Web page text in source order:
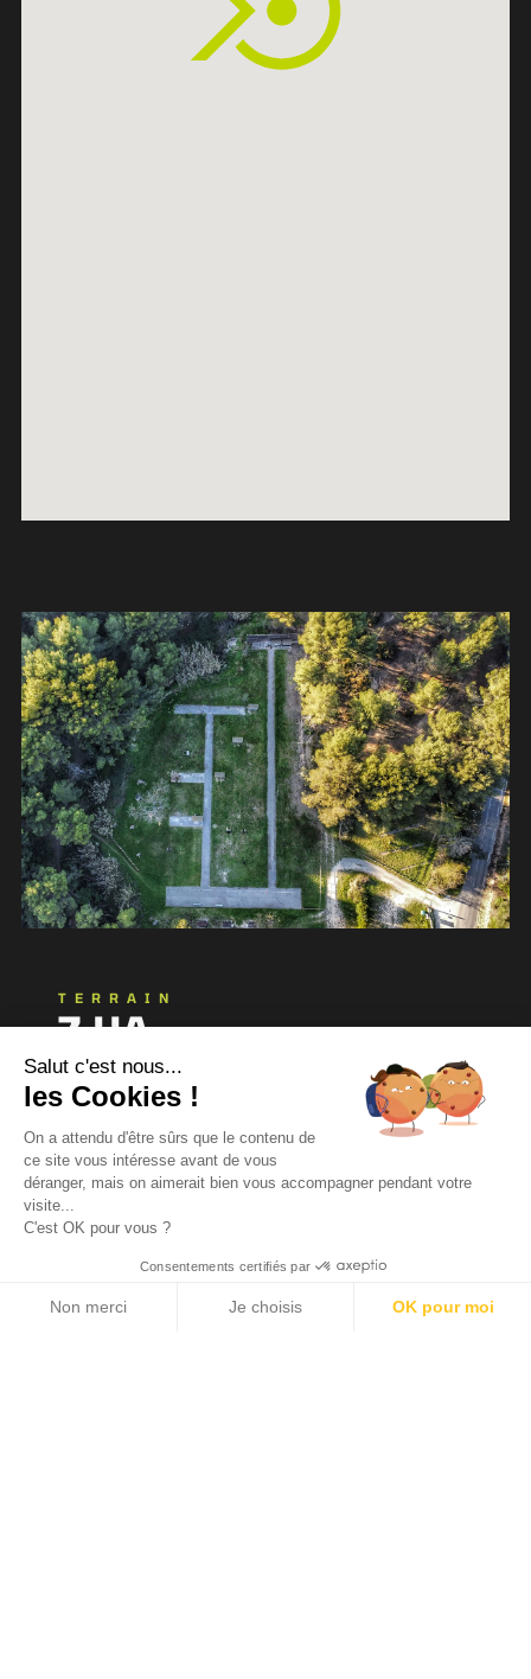
TERRAIN
7 HA
DÉDIÉS À LA PRATIQUE DU
PAS DE TIR
16 CIBLES
18M / 30M / 40M / 50M /
70M + MOBILES
Salut c'est nous...
les Cookies !
On a attendu d'être sûrs que le contenu de
ce site vous intéresse avant de vous
déranger, mais on aimerait bien vous accompagner pendant votre
visite...
C'est OK pour vous ?
Consentements certifiés par
Non merci Je choisis OK pour moi